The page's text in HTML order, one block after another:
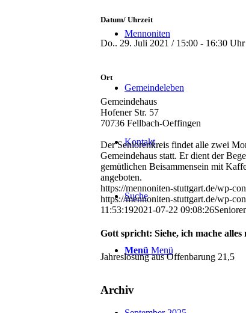
Mennoniten
Gemeindeleben
Kontakt
Suche
Menü Menü
Datum/ Uhrzeit
Do.. 29. Juli 2021 / 15:00 - 16:30 Uhr
Ort
Gemeindehaus
Hofener Str. 57
70736 Fellbach-Oeffingen
Der Seniorenkreis findet alle zwei
Gemeindehaus statt. Er dient der
gemütlichen Beisammensein mit
angeboten.
https://mennoniten-stuttgart.de/wp-
https://mennoniten-stuttgart.de/wp-
11:53:192021-07-22 09:08:26
Gott spricht: Siehe, ich mache alles
Jahreslosung aus Offenbarung 21,5
Archiv